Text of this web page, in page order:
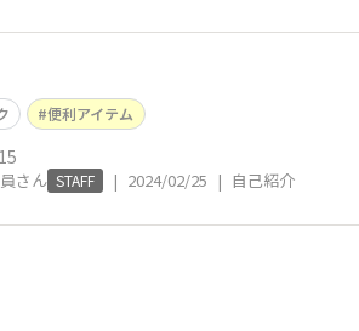
便利アイテム
15
さん STAFF | 2024/02/25 | 自己紹介